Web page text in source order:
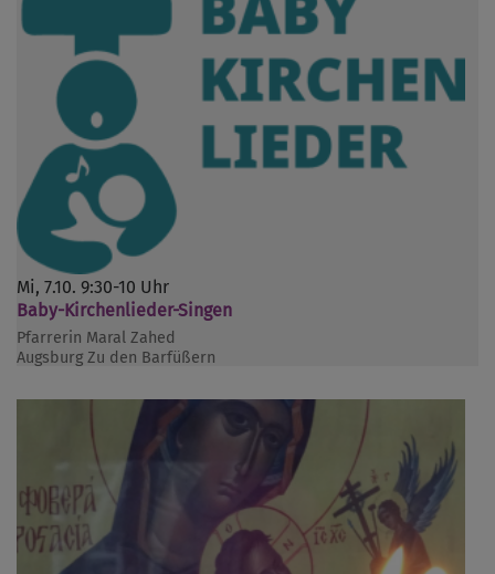
Mi, 7.10. 9:30-10 Uhr
Baby-Kirchenlieder-Singen
Pfarrerin Maral Zahed
Augsburg Zu den Barfüßern